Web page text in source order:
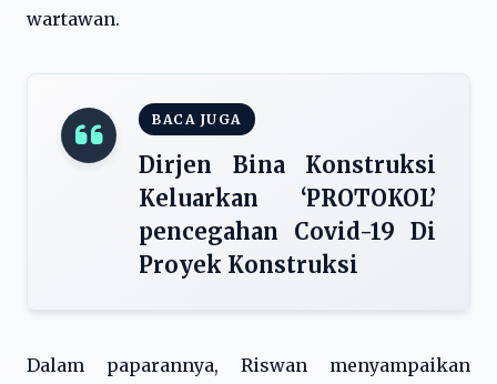
wartawan.
BACA JUGA
Dirjen Bina Konstruksi
Keluarkan ‘PROTOKOL’
pencegahan Covid-19 Di
Proyek Konstruksi
Dalam paparannya, Riswan menyampaikan